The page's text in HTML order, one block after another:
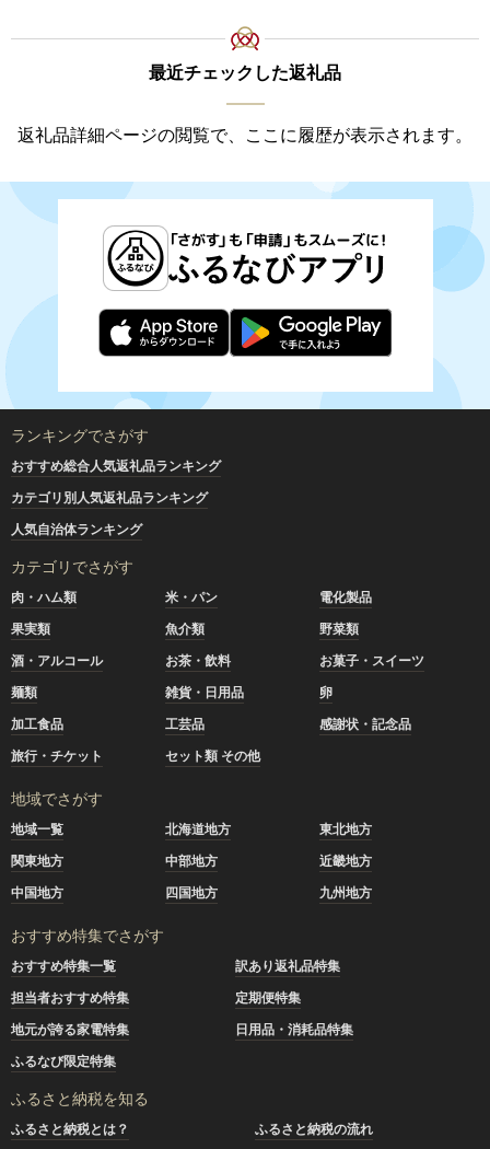
最近チェックした返礼品
返礼品詳細ページの閲覧で、ここに履歴が表示されます。
ランキングでさがす
おすすめ総合人気返礼品ランキング
カテゴリ別人気返礼品ランキング
人気自治体ランキング
カテゴリでさがす
肉・ハム類 米・パン
電化製品
果実類
魚介類
野菜類
酒・アルコール
お茶・飲料
お菓子・スイーツ
麺類
雑貨・日用品
卵
加工食品
工芸品
感謝状・記念品
旅行・チケット
セット類 その他
地域でさがす
地域一覧 北海道地方
東北地方
関東地方
中部地方
近畿地方
中国地方
四国地方 九州地方
おすすめ特集でさがす
おすすめ特集一覧
訳あり返礼品特集
担当者おすすめ特集
定期便特集
地元が誇る家電特集
日用品・消耗品特集
ふるなび限定特集
ふるさと納税を知る
ふるさと納税とは？
ふるさと納税の流れ